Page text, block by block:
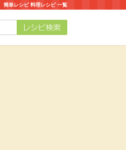
簡単レシピ 料理レシピ 一覧